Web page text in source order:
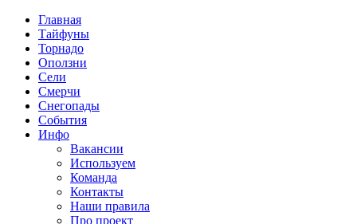
Главная
Тайфуны
Торнадо
Оползни
Сели
Смерчи
Снегопады
События
Инфо
Вакансии
Используем
Команда
Контакты
Наши правила
Про проект